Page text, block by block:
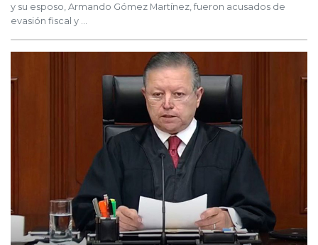
y su esposo, Armando Gómez Martínez, fueron acusados de
evasión fiscal y ...